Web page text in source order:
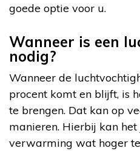
goede optie voor u.
Wanneer is een
nodig?
Wanneer de
procent komt en blijft, is
te brengen. Dat kan op
manieren. Hierbij kan
verwarming wat hoger